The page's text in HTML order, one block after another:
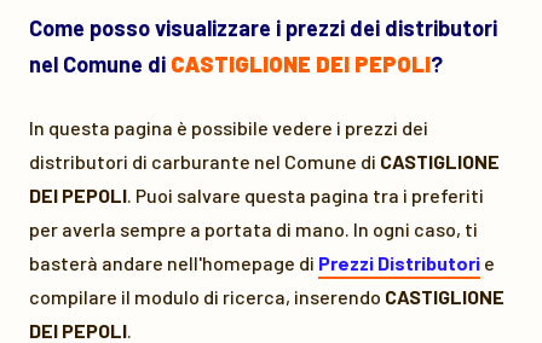
Come posso visualizzare i prezzi dei distributori
nel Comune di CASTIGLIONE DEI PEPOLI?
In questa pagina è possibile vedere i prezzi dei
distributori di carburante nel Comune di CASTIGLIONE
DEI PEPOLI. Puoi salvare questa pagina tra i preferiti
per averla sempre a portata di mano. In ogni caso, ti
basterà andare nell'homepage di Prezzi Distributori e
compilare il modulo di ricerca, inserendo CASTIGLIONE
DEI PEPOLI.